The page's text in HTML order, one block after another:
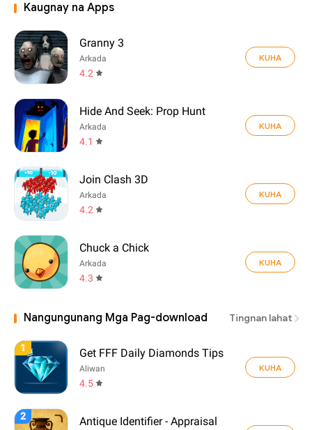
Kaugnay na Apps
Granny 3
Arkada
4.2
KUHA
Hide And Seek: Prop Hunt
Arkada
4.1
KUHA
Join Clash 3D
Arkada
4.2
KUHA
Chuck a Chick
Arkada
4.3
KUHA
Nangungunang Mga Pag-download Tingnan lahat
1 Get FFF Daily Diamonds Tips
Aliwan
4.5
KUHA
2 Antique Identifier - Appraisal